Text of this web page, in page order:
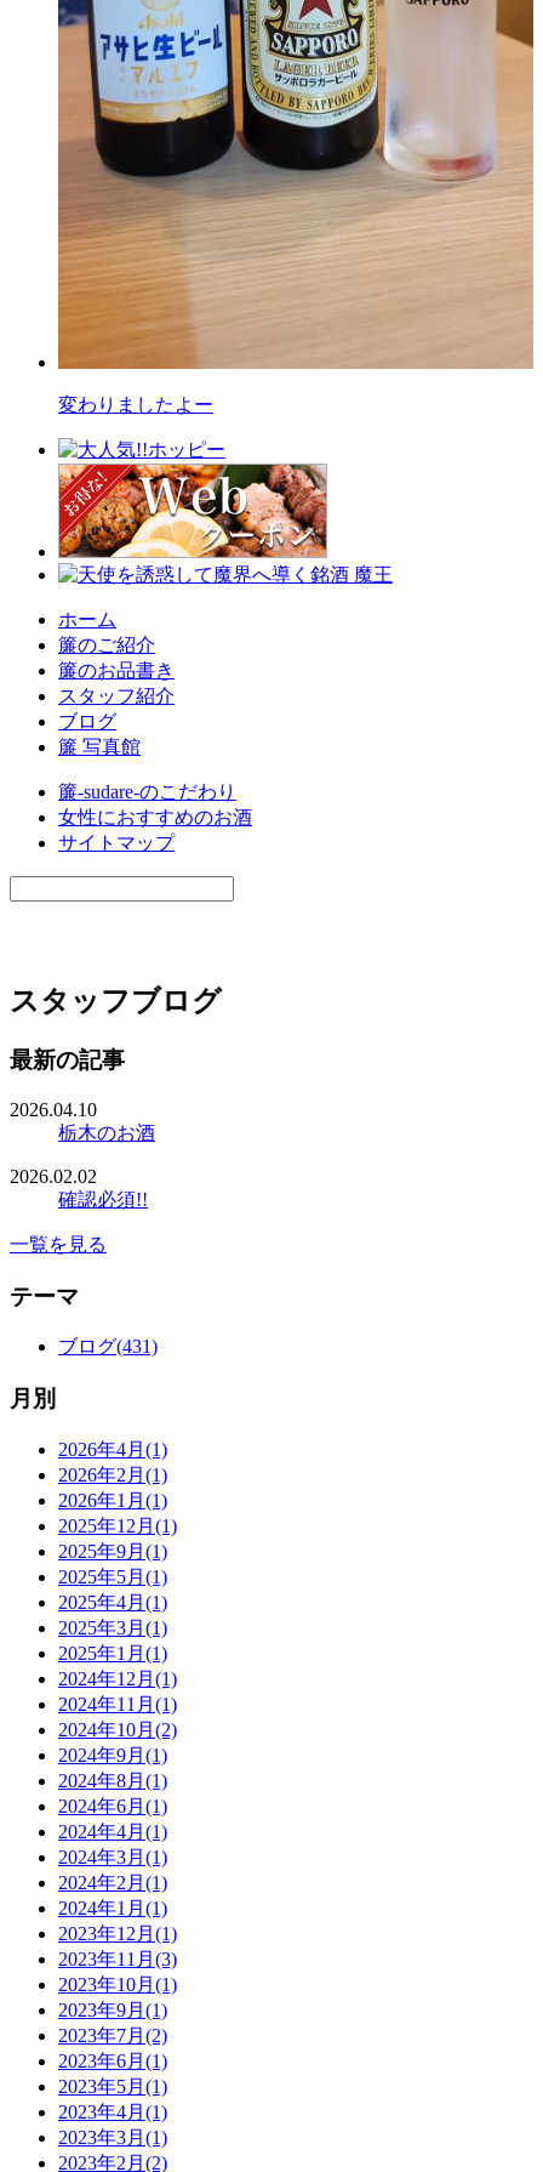
変わりましたよー
ホーム
簾のご紹介
簾のお品書き
スタッフ紹介
ブログ
簾 写真館
簾-sudare-のこだわり
女性におすすめのお酒
サイトマップ
スタッフブログ
最新の記事
2026.04.10
栃木のお酒
2026.02.02
確認必須!!
一覧を見る
テーマ
ブログ(431)
月別
2026年4月(1)
2026年2月(1)
2026年1月(1)
2025年12月(1)
2025年9月(1)
2025年5月(1)
2025年4月(1)
2025年3月(1)
2025年1月(1)
2024年12月(1)
2024年11月(1)
2024年10月(2)
2024年9月(1)
2024年8月(1)
2024年6月(1)
2024年4月(1)
2024年3月(1)
2024年2月(1)
2024年1月(1)
2023年12月(1)
2023年11月(3)
2023年10月(1)
2023年9月(1)
2023年7月(2)
2023年6月(1)
2023年5月(1)
2023年4月(1)
2023年3月(1)
2023年2月(2)